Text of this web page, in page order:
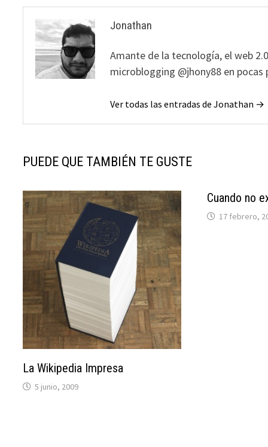
Jonathan
Amante de la tecnología, el web
microblogging @jhony88 en
Ver todas las entradas de Jonathan →
PUEDE QUE TAMBIÉN TE GUSTE
La Wikipedia Impresa
5 junio, 2009
Cuando no
17 febrero,